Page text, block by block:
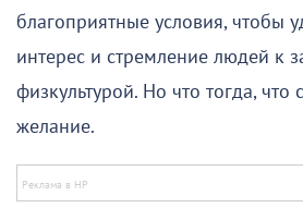
благоприятные условия, чтобы
интерес и стремление людей к
физкультурой. Но что тогда, что
желание.